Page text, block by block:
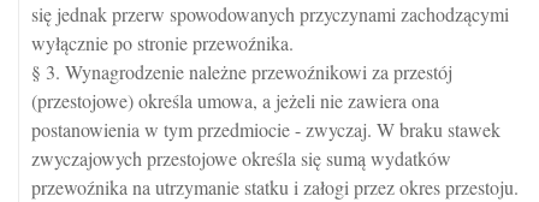
się jednak przerw spowodowanych przyczynami zachodzącymi
wyłącznie po stronie przewoźnika.
§ 3. Wynagrodzenie należne przewoźnikowi za przestój
(przestojowe) określa umowa, a jeżeli nie zawiera ona
postanowienia w tym przedmiocie - zwyczaj. W braku stawek
zwyczajowych przestojowe określa się sumą wydatków
przewoźnika na utrzymanie statku i załogi przez okres przestoju.